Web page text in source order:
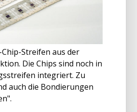
Chip-Streifen aus der
Die Chips sind noch in
integriert. Zu
auch die Bondierungen